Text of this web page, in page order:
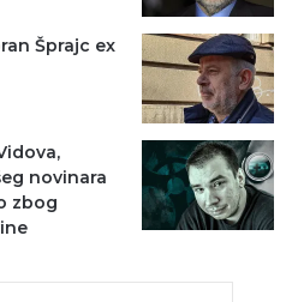
Šprajc ex
novinara
zbog